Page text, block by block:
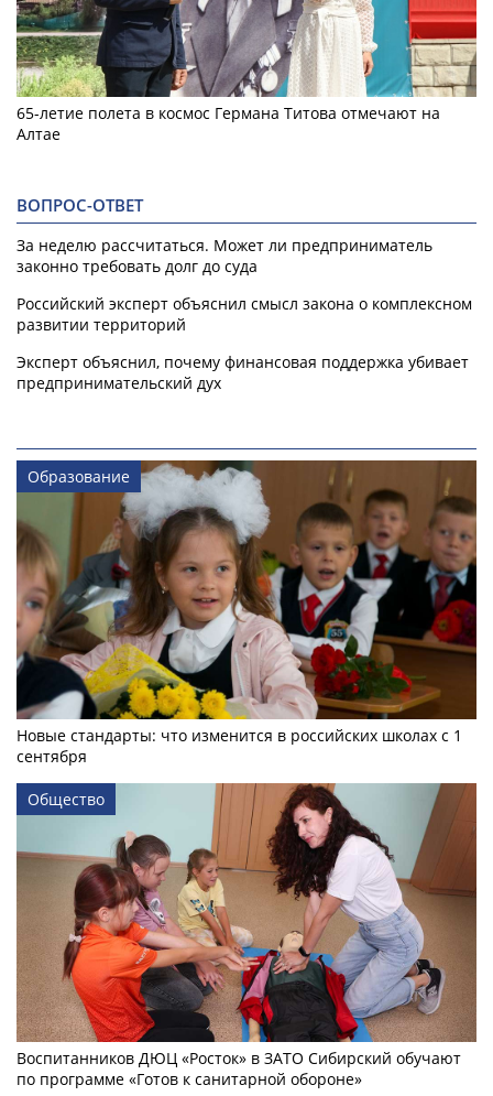
65-летие полета в космос Германа Титова отмечают на
Алтае
ВОПРОС-ОТВЕТ
За неделю рассчитаться. Может ли предприниматель
законно требовать долг до суда
Российский эксперт объяснил смысл закона о комплексном
развитии территорий
Эксперт объяснил, почему финансовая поддержка убивает
предпринимательский дух
Образование
Новые стандарты: что изменится в российских школах с 1
сентября
Общество
Воспитанников ДЮЦ «Росток» в ЗАТО Сибирский обучают
по программе «Готов к санитарной обороне»